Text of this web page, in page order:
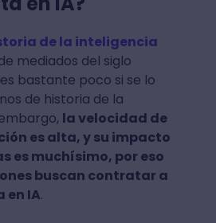
de la inteligencia
mediados del siglo
bastante poco si se lo
de historia de la
la velocidad de
es alta, y su impacto
es muchísimo, por eso
buscan contratar a
en IA.